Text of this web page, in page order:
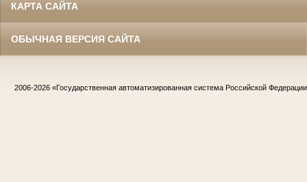
КАРТА САЙТА
ОБЫЧНАЯ ВЕРСИЯ САЙТА
2006-2026 «Государственная автоматизированная система Российской